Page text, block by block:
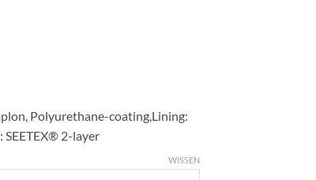
Polyurethane-coating,Lining:
SEETEX® 2-layer
WISSEN